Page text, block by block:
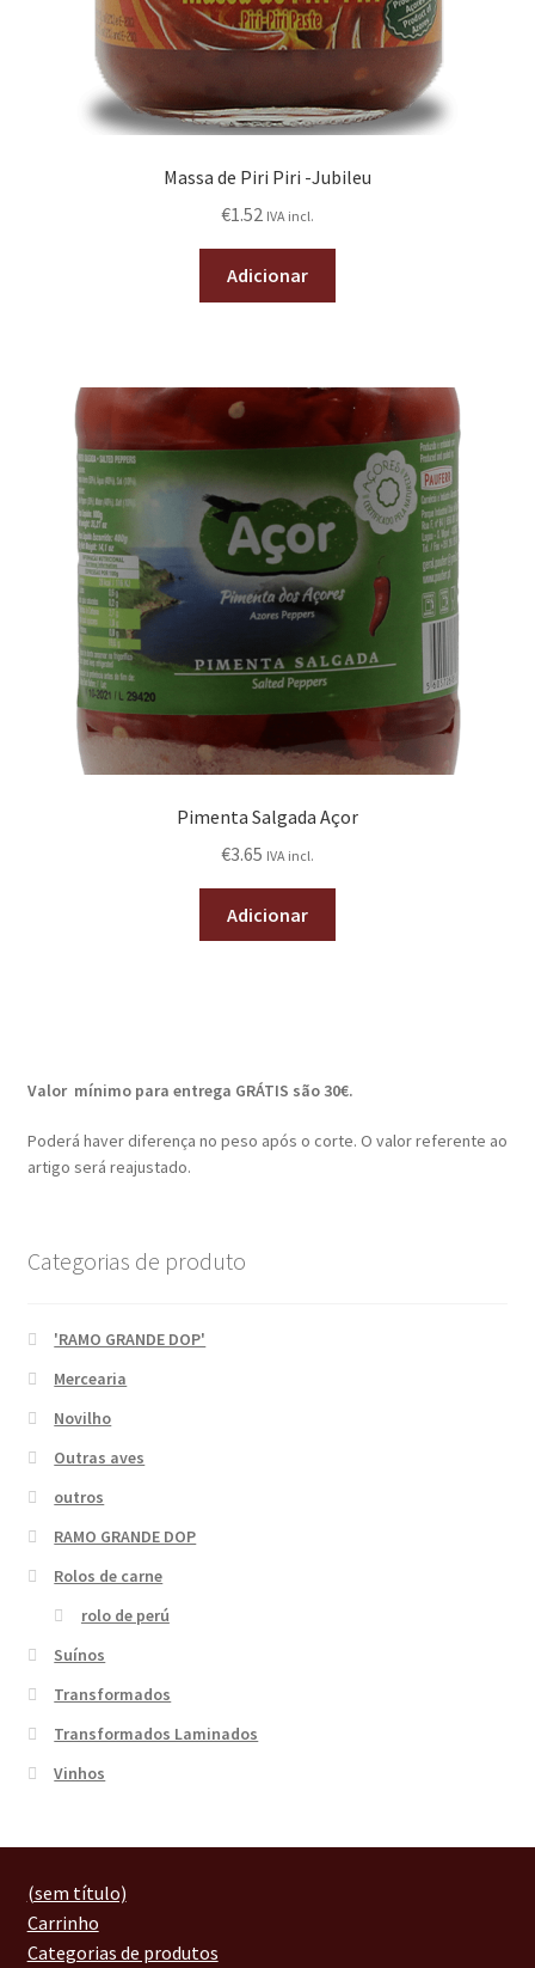
Massa de Piri Piri -Jubileu
€1.52 IVA incl.
Adicionar
Pimenta Salgada Açor
€3.65 IVA incl.
Adicionar
Valor mínimo para entrega GRÁTIS são 30€.
Poderá haver diferença no peso após o corte. O valor referente ao
artigo será reajustado.
Categorias de produto
'RAMO GRANDE DOP'
Mercearia
Novilho
Outras aves
outros
RAMO GRANDE DOP
Rolos de carne
rolo de perú
Suínos
Transformados
Transformados Laminados
Vinhos
(sem título)
Carrinho
Categorias de produtos